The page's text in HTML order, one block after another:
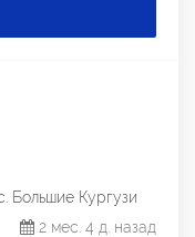
Большие Кургузи
2 мес. 4 д. назад